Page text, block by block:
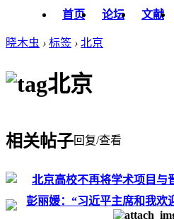
首页 论坛 文献
晓木虫 › 标签 › 北京
北京
相关帖子回复/查看
北京高校不再将学术项目与
彭丽媛：“习近平主席和我欢